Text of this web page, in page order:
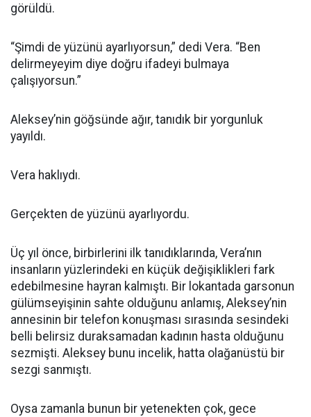
görüldü.
“Şimdi de yüzünü ayarlıyorsun,” dedi Vera. “Ben
delirmeyeyim diye doğru ifadeyi bulmaya
çalışıyorsun.”
Aleksey’nin göğsünde ağır, tanıdık bir yorgunluk
yayıldı.
Vera haklıydı.
Gerçekten de yüzünü ayarlıyordu.
Üç yıl önce, birbirlerini ilk tanıdıklarında, Vera’nın
insanların yüzlerindeki en küçük değişiklikleri fark
edebilmesine hayran kalmıştı. Bir lokantada garsonun
gülümseyişinin sahte olduğunu anlamış, Aleksey’nin
annesinin bir telefon konuşması sırasında sesindeki
belli belirsiz duraksamadan kadının hasta olduğunu
sezmişti. Aleksey bunu incelik, hatta olağanüstü bir
sezgi sanmıştı.
Oysa zamanla bunun bir yetenekten çok, gece